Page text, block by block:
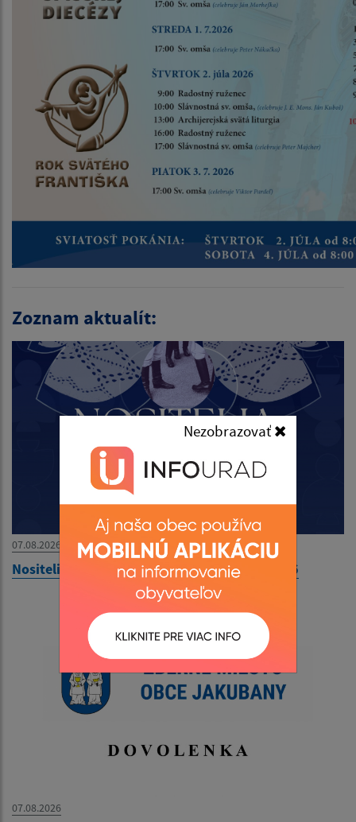
Nezobrazovať
Zoznam aktualít:
07.08.2026
Nositelia tradícií v obci Kolačkov - 09.08.2026
07.08.2026